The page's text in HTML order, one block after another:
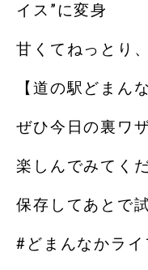
イス”に変身
甘くてねっとり
【道の駅どまん
ぜひ今日の裏ワ
楽しんでみてく
保存してあとで
#どまんなかラ